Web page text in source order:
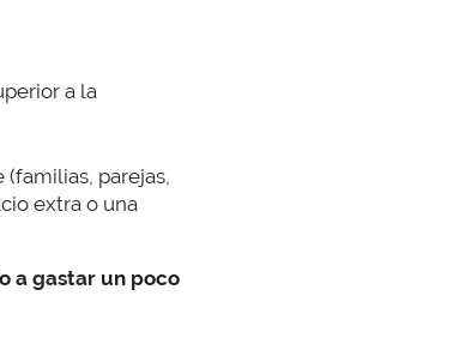
a la
parejas,
extra o una
a gastar un poco